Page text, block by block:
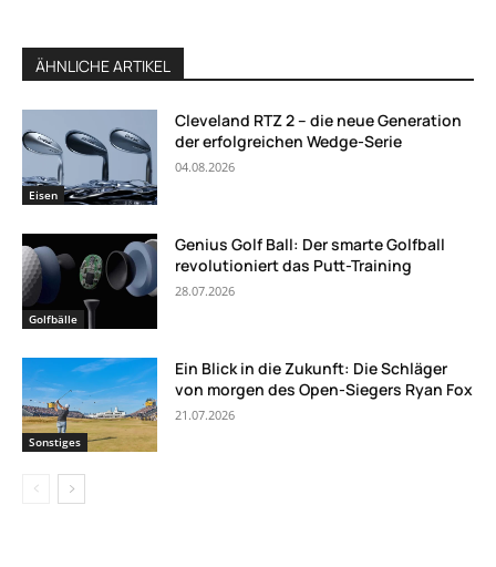
ÄHNLICHE ARTIKEL
Eisen
Cleveland RTZ 2 – die neue Generation
der erfolgreichen Wedge-Serie
04.08.2026
Golfbälle
Genius Golf Ball: Der smarte Golfball
revolutioniert das Putt-Training
28.07.2026
Sonstiges
Ein Blick in die Zukunft: Die Schläger
von morgen des Open-Siegers Ryan Fox
21.07.2026